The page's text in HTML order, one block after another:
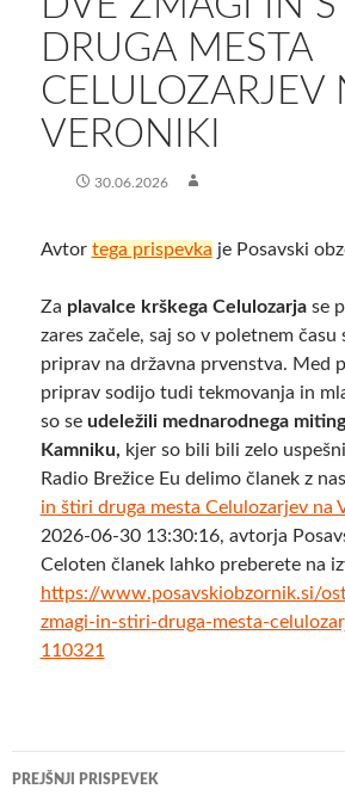
DRUGA MESTA
CELULOZARJEV
VERONIKI
30.06.2026
Avtor tega prispevka je Posavski
Za plavalce krškega Celulozarja se
zares začele, saj so v poletnem
priprav na državna prvenstva. Med
priprav sodijo tudi tekmovanja in
so se udeležili mednarodnega
Kamniku, kjer so bili bili zelo
Radio Brežice Eu delimo članek z
in štiri druga mesta Celulozarjev na
2026-06-30 13:30:16, avtorja
Celoten članek lahko preberete na
https://www.posavskiobzornik.si/
zmagi-in-stiri-druga-mesta-
110321
Krmarjenje
PREJŠNJI PRISPEVEK